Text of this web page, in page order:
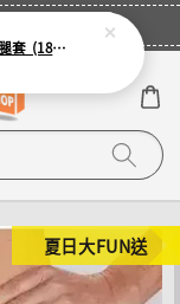
夏日大FUN送
【COMPRESSPORT】R2 3.0 小腿套 (18色可選)